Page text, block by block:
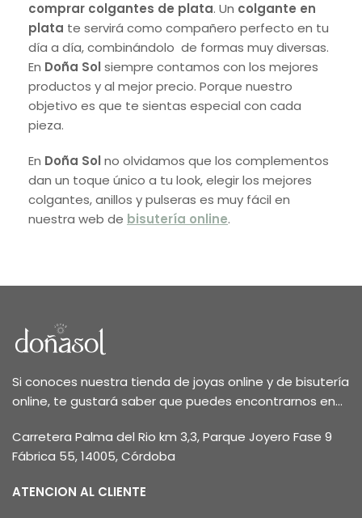
comprar colgantes de plata. Un colgante en
plata te servirá como compañero perfecto en tu
día a día, combinándolo de formas muy diversas.
En Doña Sol siempre contamos con los mejores
productos y al mejor precio. Porque nuestro
objetivo es que te sientas especial con cada
pieza.
En Doña Sol no olvidamos que los complementos
dan un toque único a tu look, elegir los mejores
colgantes, anillos y pulseras es muy fácil en
nuestra web de bisutería online.
Si conoces nuestra tienda de joyas online y de bisutería
online, te gustará saber que puedes encontrarnos en...
Carretera Palma del Rio km 3,3, Parque Joyero Fase 9
Fábrica 55, 14005, Córdoba
ATENCION AL CLIENTE